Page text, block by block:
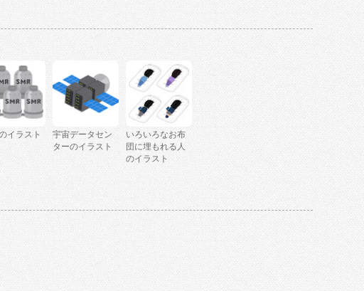
イラスト
宇宙データセン
ターのイラスト
いろいろなお布
団に埋もれる人
のイラスト